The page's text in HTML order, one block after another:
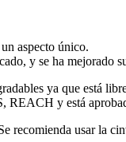
aspecto único.
y se ha mejorado
ya que está
REACH y está
recomienda usar la